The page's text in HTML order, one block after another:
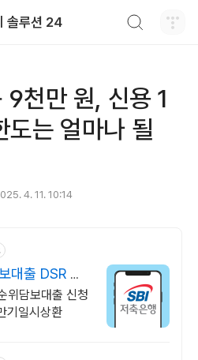
솔루션 24
9천만 원, 신용 1
는 얼마나 될
4. 11. 10:14
대출 DSR 제
위담보대출 신청
기일시상환